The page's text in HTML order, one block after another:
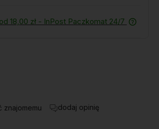
od 18,00 zł - InPost Paczkomat 24/7
znajomemu dodaj opinię